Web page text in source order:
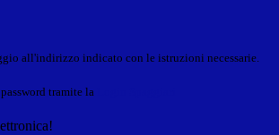
all'indirizzo indicato con le istruzioni necessarie.
tramite la